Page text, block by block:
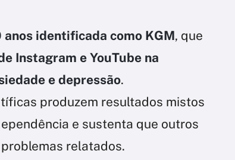
identificada como KGM, que
Instagram e YouTube na
e depressão.
produzem resultados mistos
e sustenta que outros
relatados.